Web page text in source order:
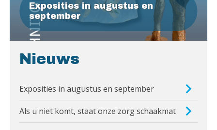
Exposities in augustus en
september
Nieuws
Exposities in augustus en september
Als u niet komt, staat onze zorg schaakmat